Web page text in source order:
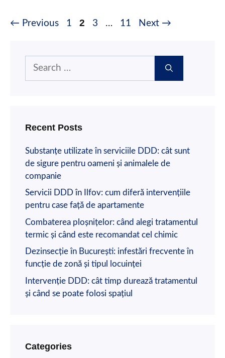
← Previous Page
1 Page
2 Page
3 … Page
11 Next →
Recent Posts
Substanțe utilizate în serviciile DDD: cât sunt
de sigure pentru oameni și animalele de
companie
Servicii DDD în Ilfov: cum diferă intervențiile
pentru case față de apartamente
Combaterea ploșnițelor: când alegi tratamentul
termic și când este recomandat cel chimic
Dezinsecție în București: infestări frecvente în
funcție de zonă și tipul locuinței
Intervenție DDD: cât timp durează tratamentul
și când se poate folosi spațiul
Categories